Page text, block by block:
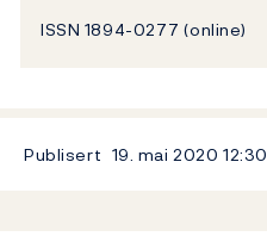
ISSN 1894-0277 (online)
Publisert 19. mai 2020 12:30